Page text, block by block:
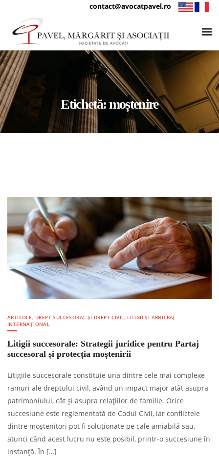
contact@avocatpavel.ro
Etichetă:moștenire
ARTICOLE, DREPT SUCCESORAL ȘI DREPT CIVIL, LITIGII ȘI ARBITRAJ
INTERNAȚIONAL
Litigii succesorale: Strategii juridice pentru Partaj
succesoral și protecția moștenirii
Litigiile succesorale constituie una dintre cele mai complexe
ramuri ale dreptului civil, având un impact major atât asupra
patrimoniului, cât și asupra relațiilor de familie. Orice
succesiune este reglementată de Codul Civil, iar conflictele
dintre moștenitori pot fi soluționate pe cale amiabilă sau,
atunci când acest lucru nu este posibil, printr-o succesiune în
instanță. În […]